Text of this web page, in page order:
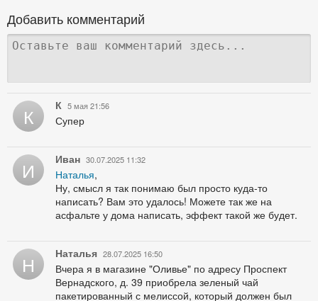
Добавить комментарий
К К 5 мая 21:56
Супер
И Иван 30.07.2025 11:32
Наталья,
Ну, смысл я так понимаю был просто куда-то
написать? Вам это удалось! Можете так же на
асфальте у дома написать, эффект такой же будет.
Н Наталья 28.07.2025 16:50
Вчера я в магазине "Оливье" по адресу Проспект
Вернадского, д. 39 приобрела зеленый чай
пакетированный с мелиссой, который должен был